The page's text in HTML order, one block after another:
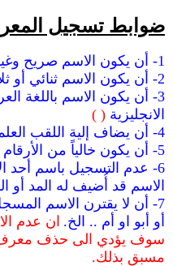
ضوابط تسجيل
1- أن يكون الاسم صريح وغير مستعار
2- أن يكون الاسم ثنائي أو ثلاثي
3- أن يكون الاسم باللغة
الانجليزية ( )
4- أن يضاف إلية اللقب العلمي أن أمكن ذلك
5- أن يكون خالياً من الأرقام أو الرموز باستثناء (. - _ / )
6- عدم التسجيل باسم أحد
الاسم قد أُضيف له المد أو
7- أن لا يقترن الاسم
أو أبو او أم .. الخ. ان عدم
سوف يؤدي الى حذف معرف
مسبق بذلك.